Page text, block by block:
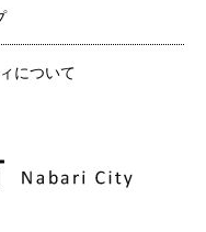
について